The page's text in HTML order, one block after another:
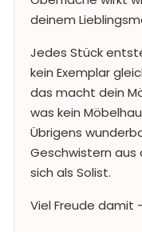
deinem
Jedes Stück
kein Exemplar
das macht dein
was kein
Übrigens
Geschwistern aus
sich als Solist.
Viel Freude damit